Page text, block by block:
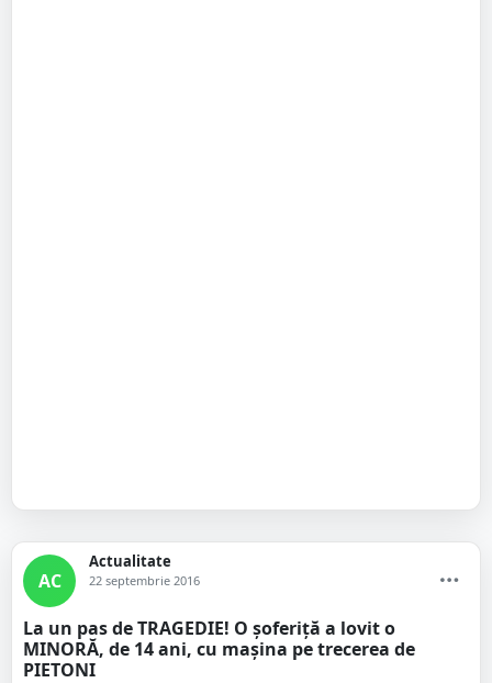
AC
Actualitate
22 septembrie 2016
La un pas de TRAGEDIE! O șoferiță a lovit o
MINORĂ, de 14 ani, cu mașina pe trecerea de
PIETONI